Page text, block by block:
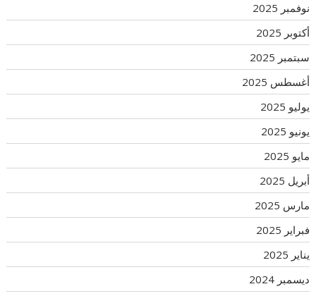
نوفمبر 2025
أكتوبر 2025
سبتمبر 2025
أغسطس 2025
يوليو 2025
يونيو 2025
مايو 2025
أبريل 2025
مارس 2025
فبراير 2025
يناير 2025
ديسمبر 2024